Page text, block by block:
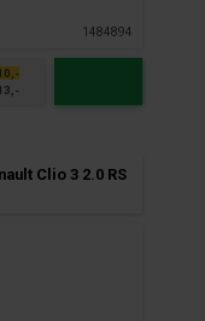
1484894
Clio 3 2.0 RS